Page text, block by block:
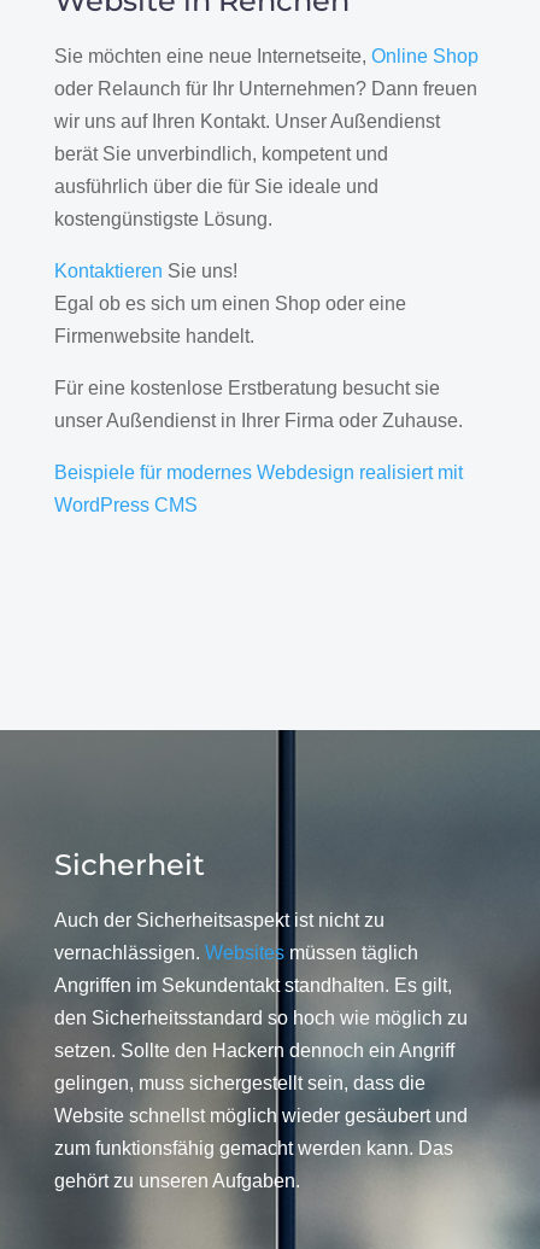
Sie möchten eine neue Internetseite, Online Shop
oder Relaunch für Ihr Unternehmen? Dann freuen
wir uns auf Ihren Kontakt. Unser Außendienst
berät Sie unverbindlich, kompetent und
ausführlich über die für Sie ideale und
kostengünstigste Lösung.
Kontaktieren Sie uns!
Egal ob es sich um einen Shop oder eine
Firmenwebsite handelt.
Für eine kostenlose Erstberatung besucht sie
unser Außendienst in Ihrer Firma oder Zuhause.
Beispiele für modernes Webdesign realisiert mit
WordPress CMS
Sicherheit
Auch der Sicherheitsaspekt ist nicht zu
vernachlässigen. Websitesmüssen täglich
Angriffen im Sekundentakt standhalten. Es gilt,
den Sicherheitsstandard so hoch wie möglich zu
setzen. Sollte den Hackern dennoch ein Angriff
gelingen, muss sichergestellt sein, dass die
Website schnellst möglich wieder gesäubert und
zum funktionsfähig gemacht werden kann. Das
gehört zu unseren Aufgaben.